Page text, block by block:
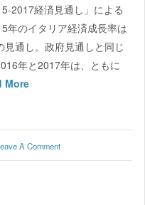
2017経済見通し」による
年のイタリア経済成長率は
見通し。政府見通しと同じ
年と2017年は、ともに
More
A Comment